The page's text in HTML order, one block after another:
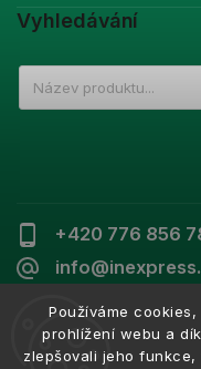
Používáme
prohlížení webu a
zlepšovali jeho funkce,
+420 776 856
Vyhledávání
Copyright 2026